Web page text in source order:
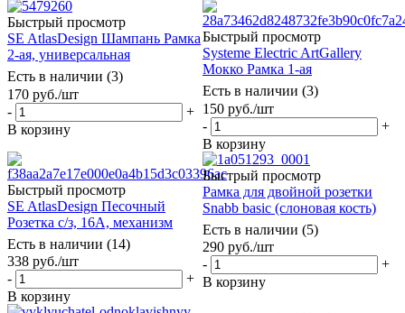
Быстрый просмотр
SE AtlasDesign Шампань Рамка
2-ая, универсальная
Есть в наличии (3)
170 руб./шт
-
+
В корзину
Быстрый просмотр
Systeme Electric ArtGallery
Мокко Рамка 1-ая
Есть в наличии (3)
150 руб./шт
-
+
В корзину
Быстрый просмотр
SE AtlasDesign Песочный
Розетка с/з, 16А, механизм
Есть в наличии (14)
338 руб./шт
-
+
В корзину
Быстрый просмотр
Рамка для двойной розетки
Snabb basic (слоновая кость)
Есть в наличии (5)
290 руб./шт
-
+
В корзину